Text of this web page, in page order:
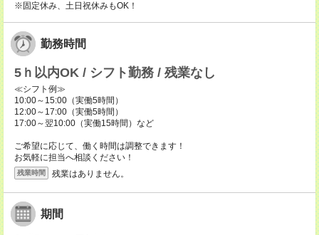
※固定休み、土日祝休みもOK！
勤務時間
5ｈ以内OK / シフト勤務 / 残業なし
≪シフト例≫
10:00～15:00（実働5時間）
12:00～17:00（実働5時間）
17:00～翌10:00（実働15時間）など
ご希望に応じて、働く時間は調整できます！
お気軽に担当へ相談ください！
残業時間 残業はありません。
期間